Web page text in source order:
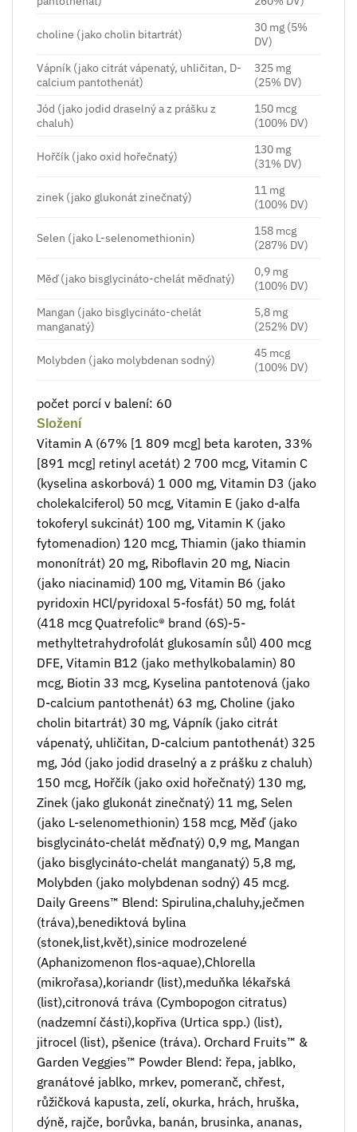
choline (jako cholin bitartrát)
30 mg (5%
DV)
Vápník (jako citrát vápenatý, uhličitan, D-
calcium pantothenát)
325 mg
(25% DV)
Jód (jako jodid draselný a z prášku z
chaluh)
150 mcg
(100% DV)
Hořčík (jako oxid hořečnatý)
130 mg
(31% DV)
zinek (jako glukonát zinečnatý)
11 mg
(100% DV)
Selen (jako L-selenomethionin)
158 mcg
(287% DV)
Měď (jako bisglycináto-chelát měďnatý)
0,9 mg
(100% DV)
Mangan (jako bisglycináto-chelát
manganatý)
5,8 mg
(252% DV)
Molybden (jako molybdenan sodný)
45 mcg
(100% DV)
počet porcí v balení: 60
Složení
Vitamin A (67% [1 809 mcg] beta karoten, 33%
[891 mcg] retinyl acetát) 2 700 mcg, Vitamin C
(kyselina askorbová) 1 000 mg, Vitamin D3 (jako
cholekalciferol) 50 mcg, Vitamin E (jako d-alfa
tokoferyl sukcinát) 100 mg, Vitamin K (jako
fytomenadion) 120 mcg, Thiamin (jako thiamin
mononítrát) 20 mg, Riboflavin 20 mg, Niacin
(jako niacinamid) 100 mg, Vitamin B6 (jako
pyridoxin HCl/pyridoxal 5-fosfát) 50 mg, folát
(418 mcg Quatrefolic® brand (6S)-5-
methyltetrahydrofolát glukosamín sůl) 400 mcg
DFE, Vitamin B12 (jako methylkobalamin) 80
mcg, Biotin 33 mcg, Kyselina pantotenová (jako
D-calcium pantothenát) 63 mg, Choline (jako
cholin bitartrát) 30 mg, Vápník (jako citrát
vápenatý, uhličitan, D-calcium pantothenát) 325
mg, Jód (jako jodid draselný a z prášku z chaluh)
150 mcg, Hořčík (jako oxid hořečnatý) 130 mg,
Zinek (jako glukonát zinečnatý) 11 mg, Selen
(jako L-selenomethionin) 158 mcg, Měď (jako
bisglycináto-chelát měďnatý) 0,9 mg, Mangan
(jako bisglycináto-chelát manganatý) 5,8 mg,
Molybden (jako molybdenan sodný) 45 mcg.
Daily Greens™ Blend: Spirulina,chaluhy,ječmen
(tráva),benediktová bylina
(stonek,list,květ),sinice modrozelené
(Aphanizomenon flos-aquae),Chlorella
(mikrořasa),koriandr (list),meduňka lékařská
(list),citronová tráva (Cymbopogon citratus)
(nadzemní části),kopřiva (Urtica spp.) (list),
jitrocel (list), pšenice (tráva). Orchard Fruits™ &
Garden Veggies™ Powder Blend: řepa, jablko,
granátové jablko, mrkev, pomeranč, chřest,
růžičková kapusta, zelí, okurka, hrách, hruška,
dýně, rajče, borůvka, banán, brusinka, ananas,